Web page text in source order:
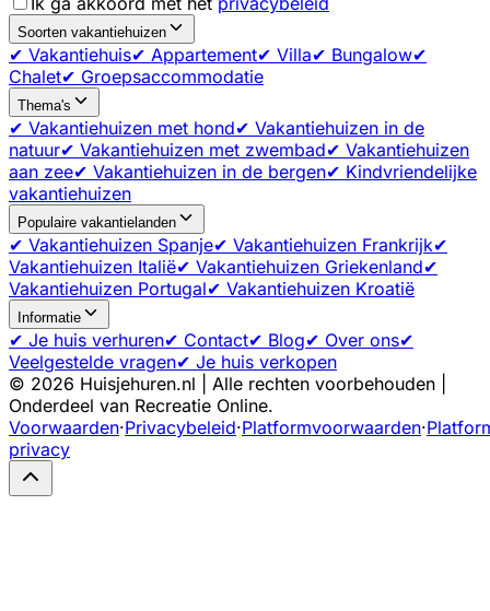
Soorten vakantiehuizen
✔ Vakantiehuis✔ Appartement✔ Villa✔ Bungalow✔
Chalet✔ Groepsaccommodatie
Thema's
✔ Vakantiehuizen met hond✔ Vakantiehuizen in de
natuur✔ Vakantiehuizen met zwembad✔ Vakantiehuizen
aan zee✔ Vakantiehuizen in de bergen✔ Kindvriendelijke
vakantiehuizen
Populaire vakantielanden
✔ Vakantiehuizen Spanje✔ Vakantiehuizen Frankrijk✔
Vakantiehuizen Italië✔ Vakantiehuizen Griekenland✔
Vakantiehuizen Portugal✔ Vakantiehuizen Kroatië
Informatie
✔ Je huis verhuren✔ Contact✔ Blog✔ Over ons✔
Veelgestelde vragen✔ Je huis verkopen
© 2026 Huisjehuren.nl | Alle rechten voorbehouden |
Onderdeel van Recreatie Online.
Voorwaarden·Privacybeleid·Platformvoorwaarden·
privacy